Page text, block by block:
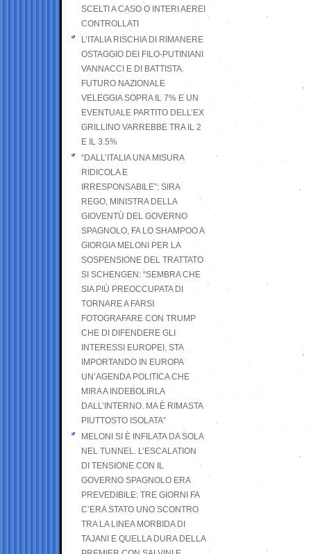
SCELTI A CASO O INTERI AEREI
CONTROLLATI
L’ITALIA RISCHIA DI RIMANERE
OSTAGGIO DEI FILO-PUTINIANI
VANNACCI E DI BATTISTA.
FUTURO NAZIONALE
VELEGGIA SOPRA IL 7% E UN
EVENTUALE PARTITO DELL’EX
GRILLINO VARREBBE TRA IL 2
E IL 3.5%
“DALL’ITALIA UNA MISURA
RIDICOLA E
IRRESPONSABILE”: SIRA
REGO, MINISTRA DELLA
GIOVENTÙ DEL GOVERNO
SPAGNOLO, FA LO SHAMPOO A
GIORGIA MELONI PER LA
SOSPENSIONE DEL TRATTATO
SI SCHENGEN: “SEMBRA CHE
SIA PIÙ PREOCCUPATA DI
TORNARE A FARSI
FOTOGRAFARE CON TRUMP
CHE DI DIFENDERE GLI
INTERESSI EUROPEI. STA
IMPORTANDO IN EUROPA
UN’AGENDA POLITICA CHE
MIRA A INDEBOLIRLA
DALL’INTERNO. MA È RIMASTA
PIUTTOSTO ISOLATA”
MELONI SI È INFILATA DA SOLA
NEL TUNNEL. L’ESCALATION
DI TENSIONE CON IL
GOVERNO SPAGNOLO ERA
PREVEDIBILE: TRE GIORNI FA
C’ERA STATO UNO SCONTRO
TRA LA LINEA MORBIDA DI
TAJANI E QUELLA DURA DELLA